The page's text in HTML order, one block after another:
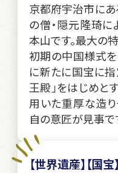
京都府宇治市に
の僧・隠元隆琦
本山です。最大の
初期の中国様式
に新たに国宝に指
王殿」をはじめと
用いた重厚な造
自の意匠が見事で
【世界遺産】【国